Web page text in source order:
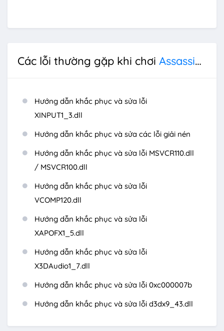
Các lỗi thường gặp khi chơi Assassin's Creed 2: Revelations
Hướng dẫn khắc phục và sửa lỗi
XINPUT1_3.dll
Hướng dẫn khắc phục và sửa các lỗi giải nén
Hướng dẫn khắc phục và sửa lỗi MSVCR110.dll
/ MSVCR100.dll
Hướng dẫn khắc phục và sửa lỗi
VCOMP120.dll
Hướng dẫn khắc phục và sửa lỗi
XAPOFX1_5.dll
Hướng dẫn khắc phục và sửa lỗi
X3DAudio1_7.dll
Hướng dẫn khắc phục và sửa lỗi 0xc000007b
Hướng dẫn khắc phục và sửa lỗi d3dx9_43.dll